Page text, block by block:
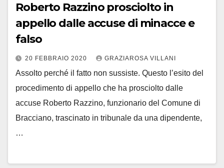
Roberto Razzino prosciolto in
appello dalle accuse di minacce e
falso
20 FEBBRAIO 2020 GRAZIAROSA VILLANI
Assolto perché il fatto non sussiste. Questo l’esito del
procedimento di appello che ha prosciolto dalle
accuse Roberto Razzino, funzionario del Comune di
Bracciano, trascinato in tribunale da una dipendente,
…